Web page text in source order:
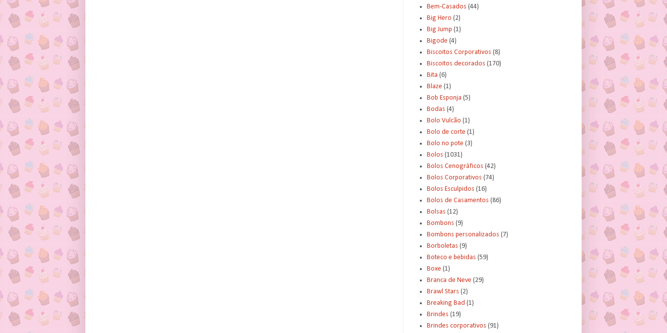
Bem-Casados (44)
Big Hero (2)
Big Jump (1)
Bigode (4)
Biscoitos Corporativos (8)
Biscoitos decorados (170)
Bita (6)
Blaze (1)
Bob Esponja (5)
Bodas (4)
Bolo Vulcão (1)
Bolo de corte (1)
Bolo no pote (3)
Bolos (1031)
Bolos Cenográficos (42)
Bolos Corporativos (74)
Bolos Esculpidos (16)
Bolos de Casamentos (86)
Bolsas (12)
Bombons (9)
Bombons personalizados (7)
Borboletas (9)
Boteco e bebidas (59)
Boxe (1)
Branca de Neve (29)
Brawl Stars (2)
Breaking Bad (1)
Brindes (19)
Brindes corporativos (91)